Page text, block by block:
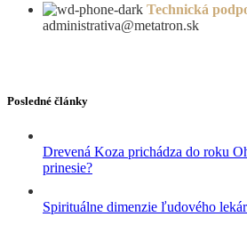
Technická
administrativa@metatron.sk
Posledné články
Drevená Koza prichádza do roku
prinesie?
Spirituálne dimenzie ľudového